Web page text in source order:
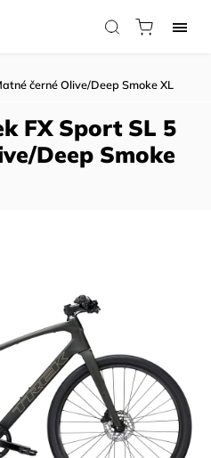
černé Olive/Deep Smoke XL
FX Sport SL 5
Deep Smoke